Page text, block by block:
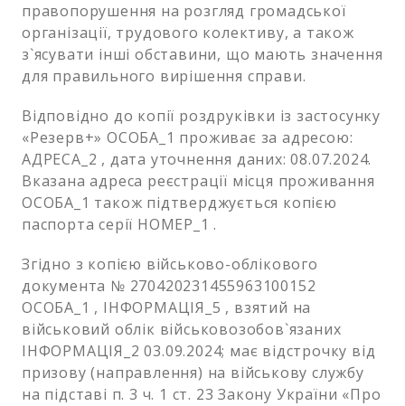
правопорушення на розгляд громадської
організації, трудового колективу, а також
з`ясувати інші обставини, що мають значення
для правильного вирішення справи.
Відповідно до копії роздруківки із застосунку
«Резерв+» ОСОБА_1 проживає за адресою:
АДРЕСА_2 , дата уточнення даних: 08.07.2024.
Вказана адреса реєстрації місця проживання
ОСОБА_1 також підтверджується копією
паспорта серії НОМЕР_1 .
Згідно з копією військово-облікового
документа № 270420231455963100152
ОСОБА_1 , ІНФОРМАЦІЯ_5 , взятий на
військовий облік військовозобов`язаних
ІНФОРМАЦІЯ_2 03.09.2024; має відстрочку від
призову (направлення) на військову службу
на підставі п. 3 ч. 1 ст. 23 Закону України «Про